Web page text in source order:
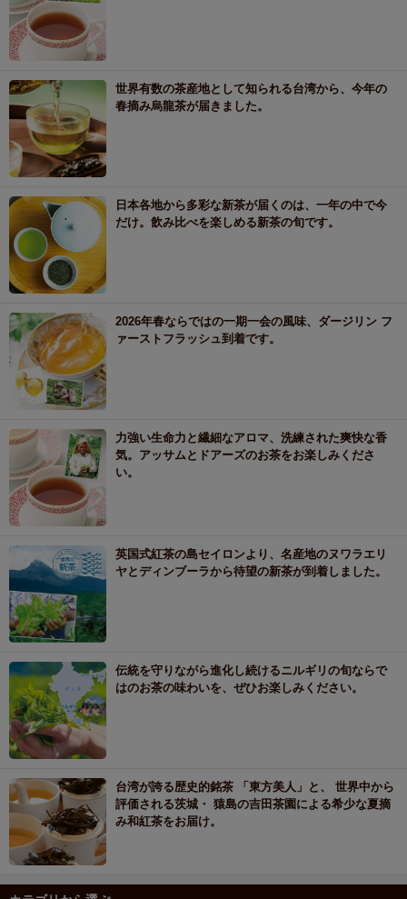
世界有数の茶産地として知られる台湾から、今年の
春摘み烏龍茶が届きました。
日本各地から多彩な新茶が届くのは、一年の中で今
だけ。飲み比べを楽しめる新茶の旬です。
2026年春ならではの一期一会の風味、ダージリン フ
ァーストフラッシュ到着です。
力強い生命力と繊細なアロマ、洗練された爽快な香
気。アッサムとドアーズのお茶をお楽しみくださ
い。
英国式紅茶の島セイロンより、名産地のヌワラエリ
ヤとディンブーラから待望の新茶が到着しました。
伝統を守りながら進化し続けるニルギリの旬ならで
はのお茶の味わいを、ぜひお楽しみください。
台湾が誇る歴史的銘茶 「東方美人」と、 世界中から
評価される茨城・ 猿島の吉田茶園による希少な夏摘
み和紅茶をお届け。